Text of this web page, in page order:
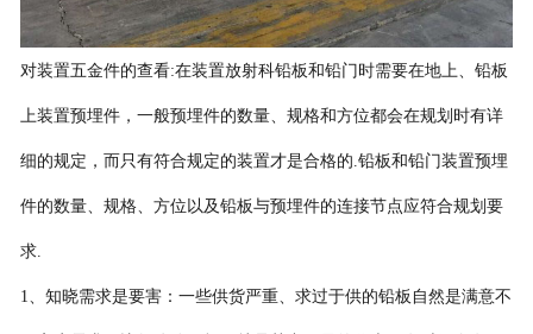
对装置五金件的查看:在装置放射科铅板和铅门时需要在地上、铅板
上装置预埋件， 一般预埋件的数量、规格和方位都会在规划时有详
细的规定 ， 而只有符合规定的装置才是合格的 铅板和铅门装置预埋
件的数量、规格、方位以及铅板与预埋件的连接节点应符合规划要
求.
1 、知晓需求是要害：一些供货严重、求过于供的铅板自然是满意不